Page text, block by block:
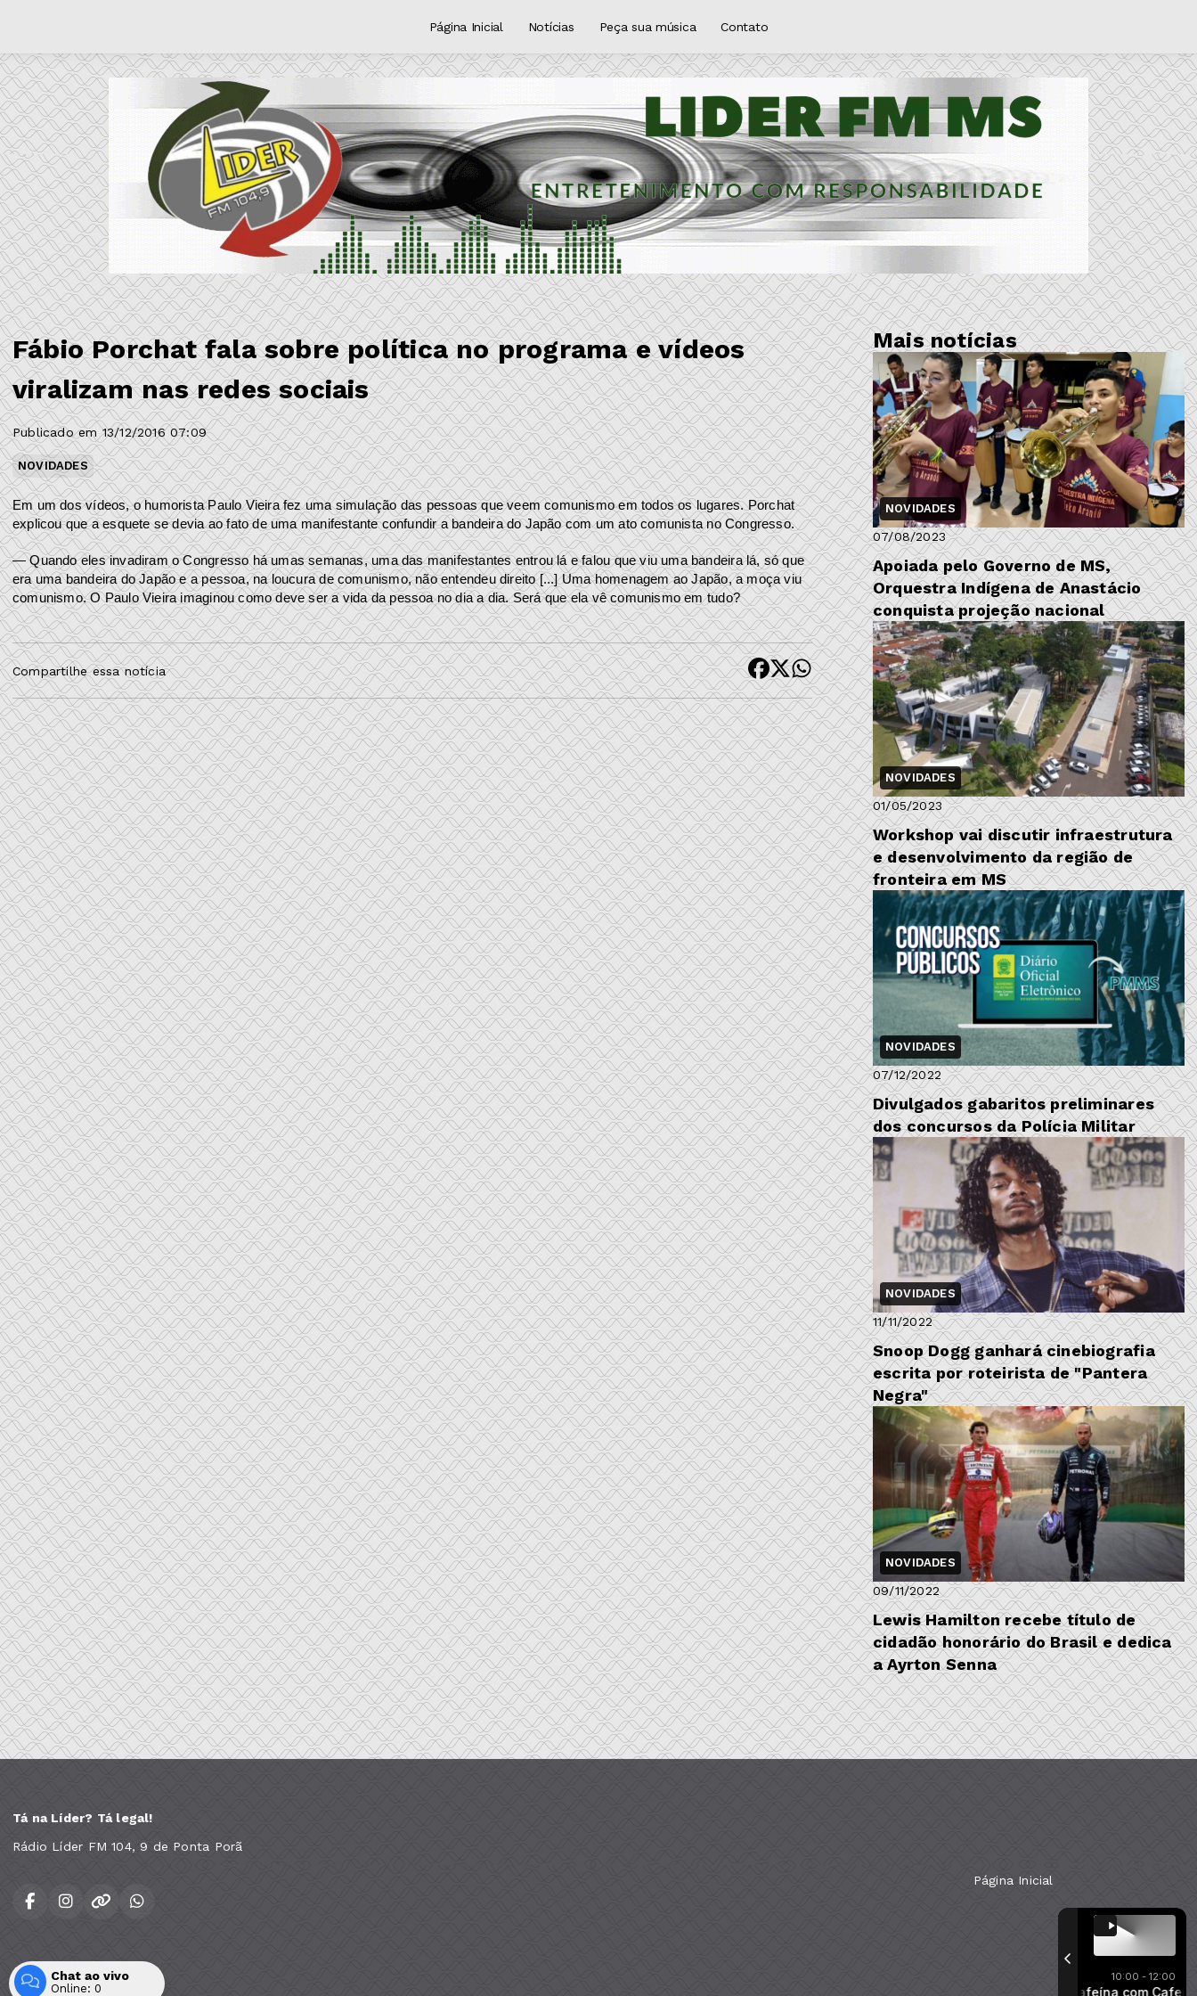
10:00 - 12:00
Cafeína com Cafeína
Página Inicial Notícias Peça sua música Contato
Fábio Porchat fala sobre política no programa e vídeos
viralizam nas redes sociais
Publicado em 13/12/2016 07:09
NOVIDADES
Em um dos vídeos, o humorista Paulo Vieira fez uma simulação das pessoas que veem comunismo em todos os lugares. Porchat
explicou que a esquete se devia ao fato de uma manifestante confundir a bandeira do Japão com um ato comunista no Congresso.
— Quando eles invadiram o Congresso há umas semanas, uma das manifestantes entrou lá e falou que viu uma bandeira lá, só que
era uma bandeira do Japão e a pessoa, na loucura de comunismo, não entendeu direito [...] Uma homenagem ao Japão, a moça viu
comunismo. O Paulo Vieira imaginou como deve ser a vida da pessoa no dia a dia. Será que ela vê comunismo em tudo?
Compartilhe essa notícia
Mais notícias
NOVIDADES
07/08/2023
Apoiada pelo Governo de MS,
Orquestra Indígena de Anastácio
conquista projeção nacional
NOVIDADES
01/05/2023
Workshop vai discutir infraestrutura
e desenvolvimento da região de
fronteira em MS
NOVIDADES
07/12/2022
Divulgados gabaritos preliminares
dos concursos da Polícia Militar
NOVIDADES
11/11/2022
Snoop Dogg ganhará cinebiografia
escrita por roteirista de "Pantera
Negra"
NOVIDADES
09/11/2022
Lewis Hamilton recebe título de
cidadão honorário do Brasil e dedica
a Ayrton Senna
Tá na Líder? Tá legal!
Rádio Líder FM 104, 9 de Ponta Porã
Página Inicial
Todos os direitos reservados. Com a tecnologia
Chat ao vivo
Online: 0